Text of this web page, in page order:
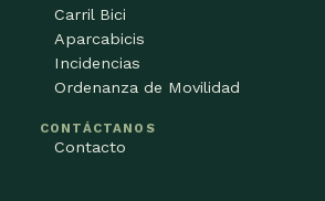
Carril Bici
Aparcabicis
Incidencias
Ordenanza de Movilidad
CONTÁCTANOS
Contacto